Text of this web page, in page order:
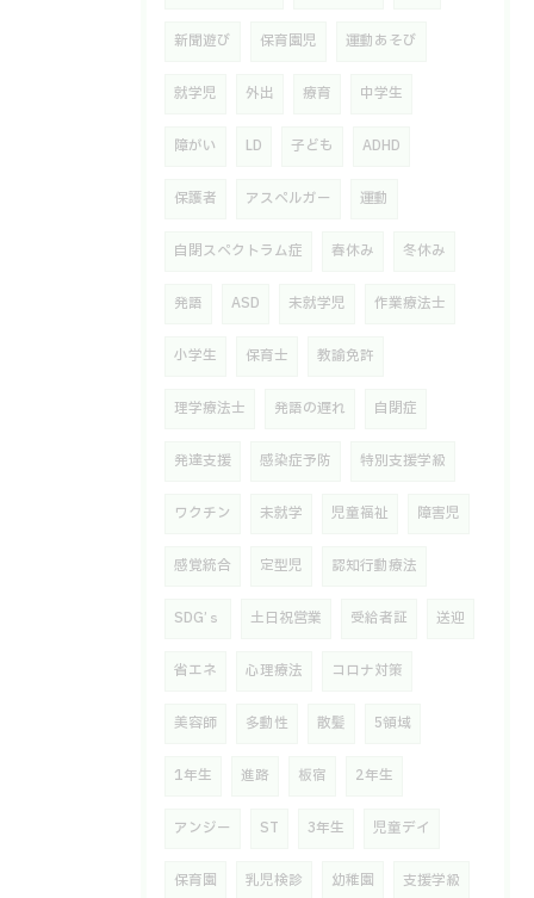
新聞遊び 保育園児 運動あそび
就学児 外出 療育 中学生
障がい LD 子ども ADHD
保護者 アスペルガー 運動
自閉スペクトラム症 春休み 冬休み
発語 ASD 未就学児 作業療法士
小学生 保育士 教諭免許
理学療法士 発語の遅れ 自閉症
発達支援 感染症予防 特別支援学級
ワクチン 未就学 児童福祉 障害児
感覚統合 定型児 認知行動療法
SDG’ｓ 土日祝営業 受給者証 送迎
省エネ 心理療法 コロナ対策
美容師 多動性 散髪 5領域
1年生 進路 板宿 2年生
アンジー ST 3年生 児童デイ
保育園 乳児検診 幼稚園 支援学級